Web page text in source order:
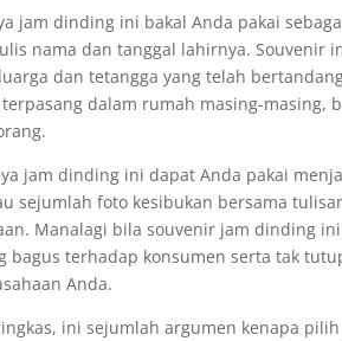
jam dinding ini bakal Anda pakai
nama dan tanggal lahirnya. Souvenir
dan tetangga yang telah
dalam rumah masing-masing,
jam dinding ini dapat Anda pakai
sejumlah foto kesibukan bersama
Manalagi bila souvenir jam dinding
bagus terhadap konsumen serta tak
Anda.
ini sejumlah argumen kenapa